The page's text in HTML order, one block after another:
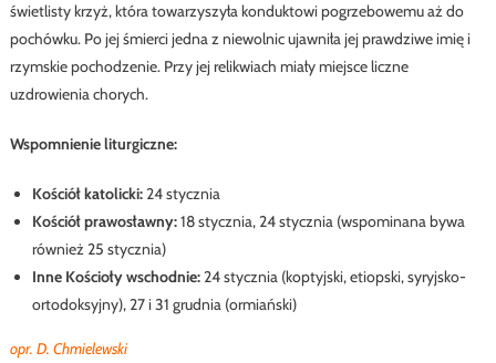
świetlisty krzyż, która towarzyszyła konduktowi pogrzebowemu aż do
pochówku. Po jej śmierci jedna z niewolnic ujawniła jej prawdziwe imię i
rzymskie pochodzenie. Przy jej relikwiach miały miejsce liczne
uzdrowienia chorych.
Wspomnienie liturgiczne:
Kościół katolicki:24 stycznia
Kościół prawosławny:18 stycznia, 24 stycznia (wspominana bywa
również 25 stycznia)
Inne Kościoły wschodnie:24 stycznia (koptyjski, etiopski, syryjsko-
ortodoksyjny), 27 i 31 grudnia (ormiański)
opr. D. Chmielewski